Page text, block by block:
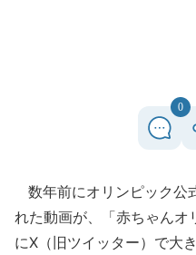
0
数年前にオリンピック公
れた動画が、「赤ちゃんオ
にX（旧ツイッター）で大